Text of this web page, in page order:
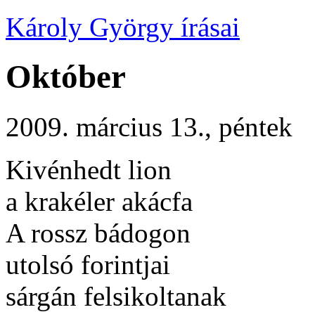
Károly György írásai
Október
2009. március 13., péntek
Kivénhedt lion
a krakéler akácfa
A rossz bádogon
utolsó forintjai
sárgán felsikoltanak